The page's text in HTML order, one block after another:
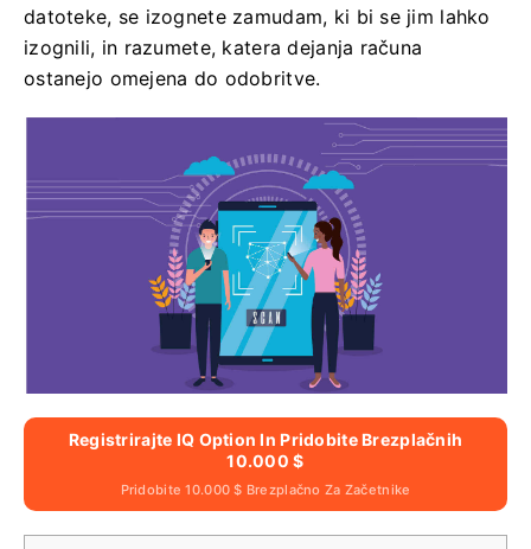
datoteke, se izognete zamudam, ki bi se jim lahko
izognili, in razumete, katera dejanja računa
ostanejo omejena do odobritve.
Registrirajte IQ Option In Pridobite Brezplačnih
10.000 $
Pridobite 10.000 $ Brezplačno Za Začetnike